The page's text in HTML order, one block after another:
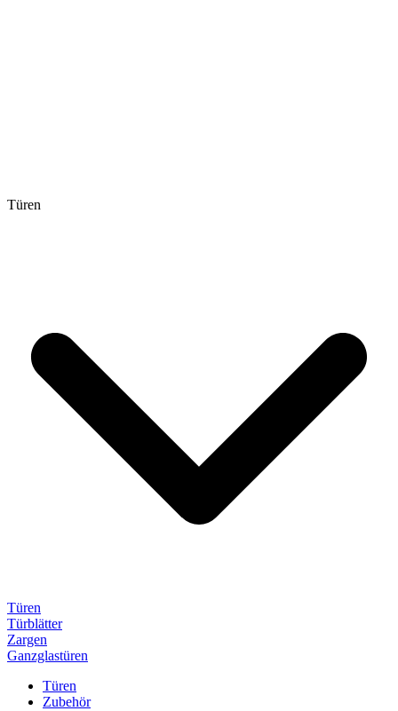
Türen
Türen
Türblätter
Zargen
Ganzglastüren
Türen
Zubehör